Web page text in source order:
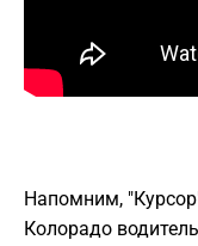
Напомним,
Колорадо